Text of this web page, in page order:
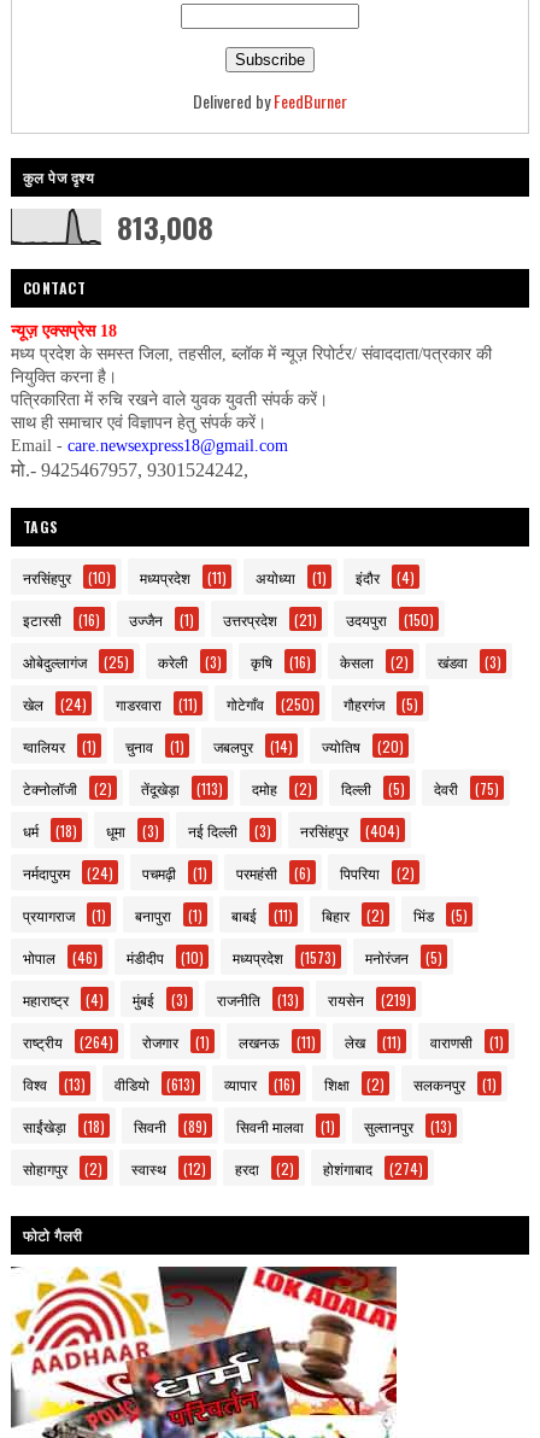
Delivered byFeedBurner
कुल पेज दृश्य
813,008
CONTACT
न्यूज़ एक्सप्रेस 18
मध्य प्रदेश के समस्त जिला, तहसील, ब्लॉक में न्यूज़ रिपोर्टर/ संवाददाता/पत्रकार की
नियुक्ति करना है।
पत्रिकारिता में रुचि रखने वाले युवक युवती संपर्क करें।
साथ ही समाचार एवं विज्ञापन हेतु संपर्क करें।
Email - care.newsexpress18@gmail.com
मो.- 9425467957, 9301524242,
TAGS
नरसिंहपुर (10) मध्यप्रदेश (11) अयोध्या (1) इंदौर (4)
इटारसी (16) उज्जैन (1) उत्तरप्रदेश (21) उदयपुरा (150)
ओबेदुल्लागंज (25) करेली (3) कृषि (16) केसला (2) खंडवा (3)
खेल (24) गाडरवारा (11) गोटेगाँव (250) गौहरगंज (5)
ग्वालियर (1) चुनाव (1) जबलपुर (14) ज्योतिष (20)
टेक्नोलॉजी (2) तेंदूखेड़ा (113) दमोह (2) दिल्ली (5) देवरी (75)
धर्म (18) धूमा (3) नई दिल्ली (3) नरसिंहपुर (404)
नर्मदापुरम (24) पचमढ़ी (1) परमहंसी (6) पिपरिया (2)
प्रयागराज (1) बनापुरा (1) बाबई (11) बिहार (2) भिंड (5)
भोपाल (46) मंडीदीप (10) मध्यप्रदेश (1573) मनोरंजन (5)
महाराष्ट्र (4) मुंबई (3) राजनीति (13) रायसेन (219)
राष्ट्रीय (264) रोजगार (1) लखनऊ (11) लेख (11) वाराणसी (1)
विश्व (13) वीडियो (613) व्यापार (16) शिक्षा (2) सलकनपुर (1)
साईंखेड़ा (18) सिवनी (89) सिवनी मालवा (1) सुल्तानपुर (13)
सोहागपुर (2) स्वास्थ (12) हरदा (2) होशंगाबाद (274)
फोटो गैलरी